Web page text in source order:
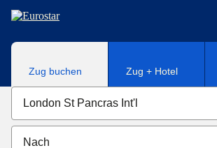
Direkt zum Hauptinhalt
Zug buchen Zug + Hotel